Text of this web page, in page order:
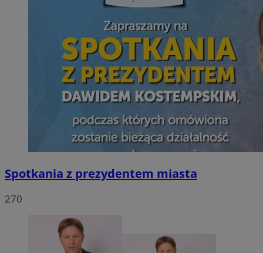
Spotkania z prezydentem miasta
270